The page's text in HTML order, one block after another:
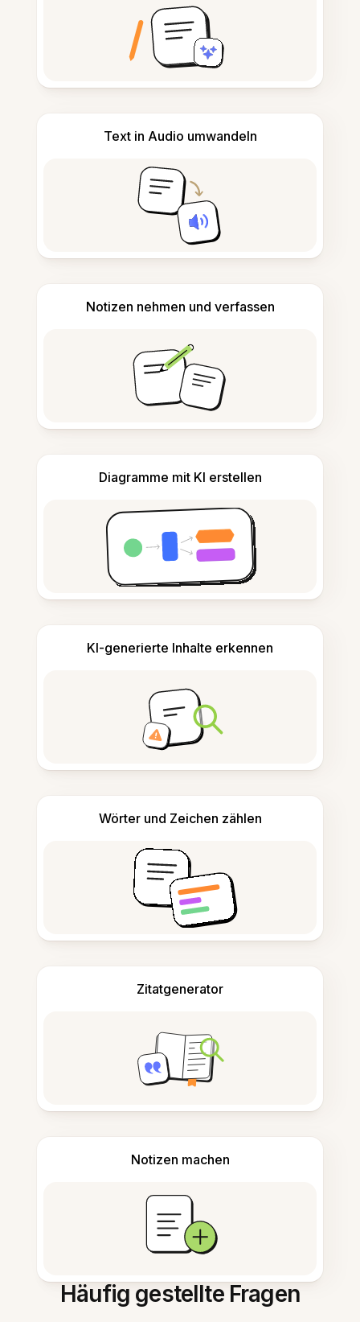
Text in Audio umwandeln
Notizen nehmen und verfassen
Diagramme mit KI erstellen
KI-generierte Inhalte erkennen
Wörter und Zeichen zählen
Zitatgenerator
Notizen machen
Häufig gestellte Fragen